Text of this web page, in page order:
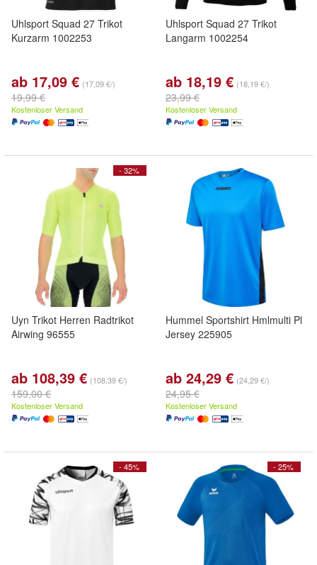
Uhlsport Squad 27 Trikot
Kurzarm 1002253
ab 17,09 € (17,09 €/)
19,99 €
Kostenloser Versand
Uhlsport Squad 27 Trikot
Langarm 1002254
ab 18,19 € (18,19 €/)
23,99 €
Kostenloser Versand
- 32%
Uyn Trikot Herren Radtrikot
Airwing 96555
ab 108,39 € (108,39 €/)
159,00 €
Kostenloser Versand
Hummel Sportshirt Hmlmulti Pl
Jersey 225905
ab 24,29 € (24,29 €/)
24,95 €
Kostenloser Versand
- 45% - 25%